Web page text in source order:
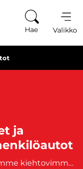
Hae Valikko
ja
Tutustu tarjouksiin ja katso maamme kiehtovimmat tarjouksessa olevat henkilöautot! J. Rinta-Joupilta ostat kätevästi mahtavat henkilöautotarjoukset, autojen tarjoushinnat, henkilöautoalennukset ja ale-autot kirjavasta valikoimastamme. Katso vaihtuvat autotarjoukset ja tee mahtavia ajoneuvolöytöjä. Meiltä on mahdollista saada edullinen henkilöauto kotiisi myös nopealla ja edullisella kotiintoimituksella. Tutustu kaikkiin J. Rinta-Joupin voimassa oleviin